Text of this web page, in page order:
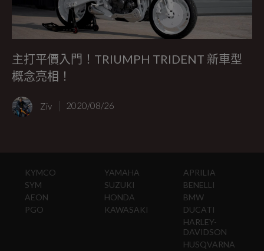
主打平價入門！TRIUMPH TRIDENT 新車型
概念亮相！
Ziv 2020/08/26
KYMCO
SYM
AEON
PGO
YAMAHA
SUZUKI
HONDA
KAWASAKI
APRILIA
BENELLI
BMW
DUCATI
HARLEY-
DAVIDSON
HUSQVARNA